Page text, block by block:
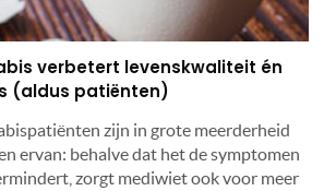
verbetert levenskwaliteit én
(aldus patiënten)
zijn in grote meerderheid
ervan: behalve dat het de symptomen
zorgt mediwiet ook voor meer